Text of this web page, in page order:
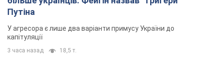
Путіна
У агресора є лише два варіанти примусу України до
капітуляції
3 часа назад 18,5 т.